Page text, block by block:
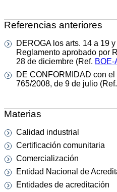
Referencias anteriores
DEROGA los arts. 14 a 19
Reglamento aprobado por
28 de diciembre (Ref.
DE CONFORMIDAD con
765/2008, de 9 de julio (Ref.
Materias
Calidad industrial
Certificación comunitaria
Comercialización
Entidad Nacional de
Entidades de acreditación